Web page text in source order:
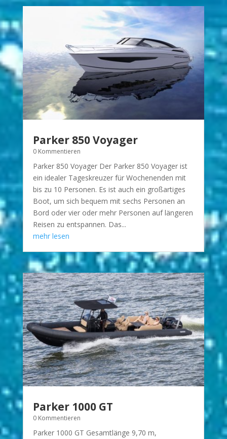
Parker 850 Voyager
0 Kommentieren
Parker 850 Voyager Der Parker 850 Voyager ist
ein idealer Tageskreuzer für Wochenenden mit
bis zu 10 Personen. Es ist auch ein großartiges
Boot, um sich bequem mit sechs Personen an
Bord oder vier oder mehr Personen auf längeren
Reisen zu entspannen. Das...
mehr lesen
Parker 1000 GT
0 Kommentieren
Parker 1000 GT Gesamtlänge 9,70 m,